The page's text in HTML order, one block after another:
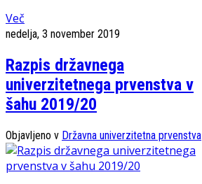
Več
nedelja, 3 november 2019
Razpis državnega
univerzitetnega prvenstva v
šahu 2019/20
Objavljeno v Državna univerzitetna prvenstva